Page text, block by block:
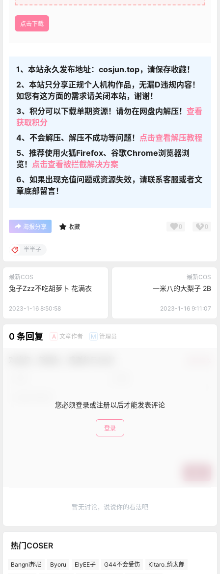
点击下载
1、本站永久发布地址：cosjun.top，请保存收藏！
2、本站只分享正规个人机构作品，无漏D违规内容！
如您有这方面的需求请关闭本站，谢谢！
3、积分可以下载单期资源！请勿在网盘内解压！ 查看
获取积分
4、不会解压、解压不成功等问题！ 点击查看解压教程
5、推荐使用火狐Firefox、谷歌Chrome浏览器浏
览！ 点击查看被拦截解决方案
6、如果出现充值问题或资源失效，请联系客服或者文
章底部留言！
海报分享 收藏 0 0
半半子
最新COS
兔子Zzz不吃胡萝卜 花满衣
2023-1-16 8:50:58
最新COS
一米八的大梨子 2B
2023-1-16 9:11:07
0 条回复 A 文章作者 M 管理员
您必须登录或注册以后才能发表评论
登录
暂无讨论，说说你的看法吧
热门COSER
Bangni邦尼 Byoru ElyEE子 G44不会受伤 Kitaro_绮太郎